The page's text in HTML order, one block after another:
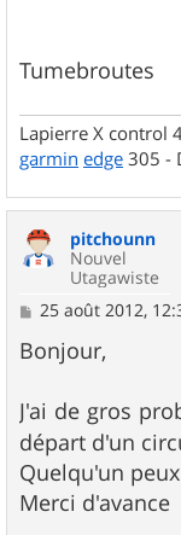
Tumebroutes
Lapierre X control
garmin edge 305 -
pitchounn
Nouvel
Utagawiste
M
s
s
g
e
25 août 2012,
Bonjour,
J'ai de gros
départ d'un
Quelqu'un
Merci d'avance